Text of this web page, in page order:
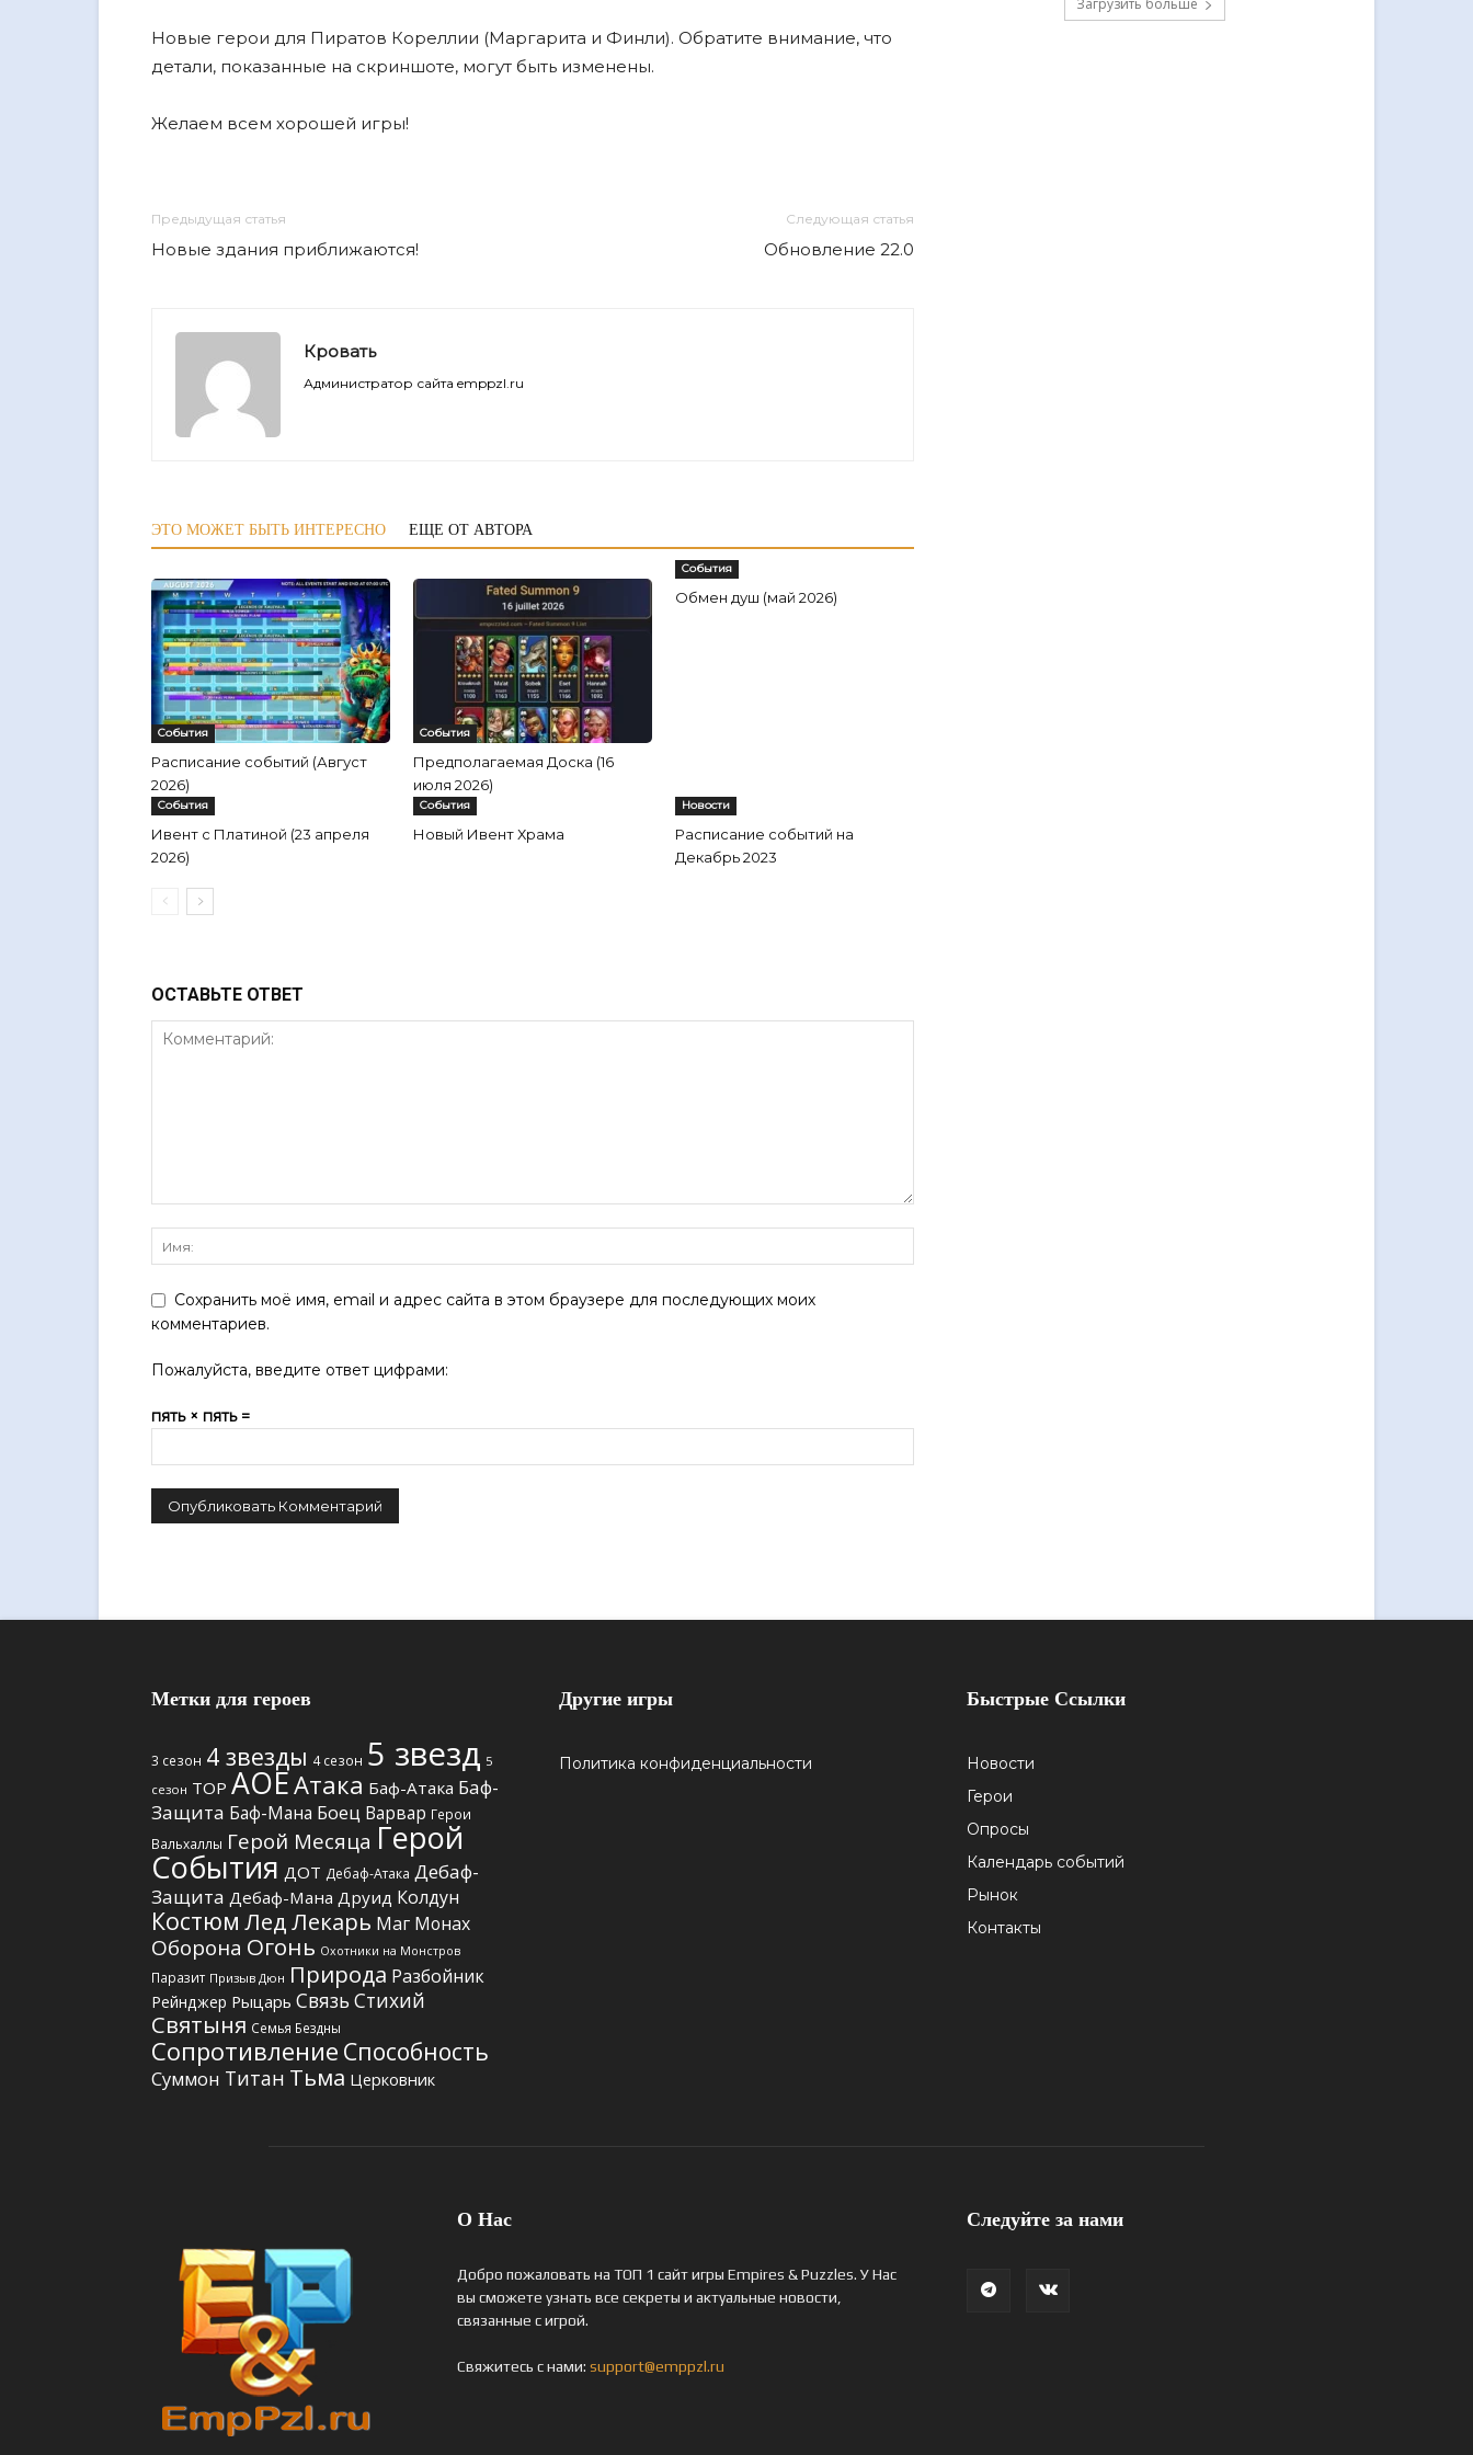
Новые герои для Пиратов Кореллии (Маргарита и Финли). Обратите внимание, что
детали, показанные на скриншоте, могут быть изменены.
Желаем всем хорошей игры!
Предыдущая статья
Новые здания приближаются!
Следующая статья
Обновление 22.0
Кровать
Администратор сайта emppzl.ru
ЭТО МОЖЕТ БЫТЬ ИНТЕРЕСНО ЕЩЕ ОТ АВТОРА
События
Расписание событий (Август
2026)
События
Предполагаемая Доска (16
июля 2026)
События
Обмен душ (май 2026)
События
Ивент с Платиной (23 апреля
2026)
События
Новый Ивент Храма
Новости
Расписание событий на
Декабрь 2023
ОСТАВЬТЕ ОТВЕТ
Сохранить моё имя, email и адрес сайта в этом браузере для последующих моих
комментариев.
Пожалуйста, введите ответ цифрами:
пять × пять =
Загрузить больше
Метки для героев
3 сезон 4 звезды 4 сезон 5 звезд 5
сезон TOP АОЕАтака Баф-Атака Баф-
Защита Баф-Мана Боец Варвар Герои
Вальхаллы Герой Месяца Герой
События ДОТ Дебаф-Атака Дебаф-
Защита Дебаф-Мана Друид Колдун
Костюм ЛедЛекарь Маг Монах
Оборона Огонь Охотники на Монстров
Паразит Призыв Дюн Природа Разбойник
Рейнджер Рыцарь Связь Стихий
Святыня Семья Бездны
Сопротивление Способность
Суммон Титан Тьма Церковник
Другие игры
Политика конфиденциальности
Быстрые Ссылки
Новости
Герои
Опросы
Календарь событий
Рынок
Контакты
О Нас
Добро пожаловать на ТОП 1 сайт игры Empires & Puzzles. У Нас
вы сможете узнать все секреты и актуальные новости,
связанные с игрой.
Свяжитесь с нами: support@emppzl.ru
Следуйте за нами